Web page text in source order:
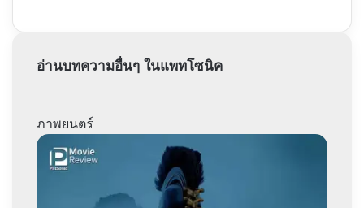
อ่านบทความอื่นๆ ในแพทโซนิค
ภาพยนตร์